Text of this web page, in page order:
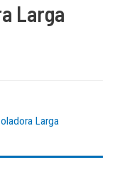
Larga
Larga